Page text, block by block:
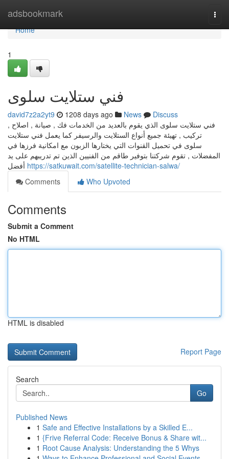
adsbookmark
Home
Home
1
فني ستلايت سلوى
david7z2a2yt9 1208 days ago News
Discuss
فني ستلايت سلوى الذي يقوم بالعديد من الخدمات فك , صيانة , اصلاح ,
تركيب , تهيئة جميع أنواع الستلايت والرسيفر كما يعمل فني ستلايت
سلوى في تحميل القنوات التي يختارها الزبون مع امكانية فرزها في
المفضلات , تقوم شركتنا بتوفير طاقم من الفنيين الذين تم تدريبهم على يد
https://satkuwait.com/satellite-technician-salwa/
Comments
Who Upvoted
Comments
Submit a Comment
No HTML
HTML is disabled
Report Page
Search
Go
Published News
1 Safe and Effective Installations by a Skilled E...
1 {Frive Referral Code: Receive Bonus & Share wit...
1 Root Cause Analysis: Understanding the 5 Whys